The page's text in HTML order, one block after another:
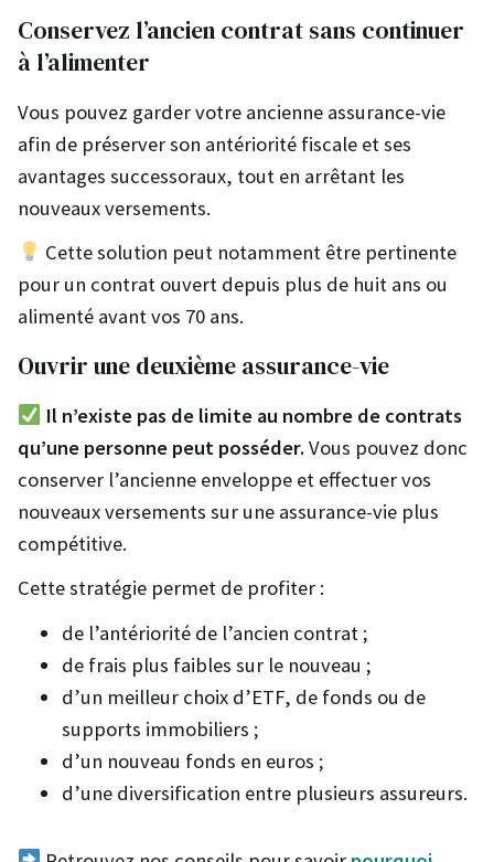
Conservez l’ancien contrat sans continuer
à l’alimenter
Vous pouvez garder votre ancienne assurance-vie
afin de préserver son antériorité fiscale et ses
avantages successoraux, tout en arrêtant les
nouveaux versements.
Cette solution peut notamment être pertinente
pour un contrat ouvert depuis plus de huit ans ou
alimenté avant vos 70 ans.
Ouvrir une deuxième assurance-vie
Il n’existe pas de limite au nombre de contrats
qu’une personne peut posséder.Vous pouvez donc
conserver l’ancienne enveloppe et effectuer vos
nouveaux versements sur une assurance-vie plus
compétitive.
Cette stratégie permet de profiter :
de l’antériorité de l’ancien contrat ;
de frais plus faibles sur le nouveau ;
d’un meilleur choix d’ETF, de fonds ou de
supports immobiliers ;
d’un nouveau fonds en euros ;
d’une diversification entre plusieurs assureurs.